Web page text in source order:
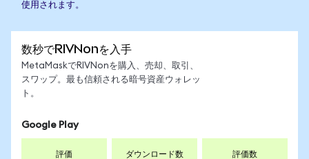
使用されます。
数秒でRIVNonを入手
MetaMaskでRIVNonを購入、売却、取引、
スワップ。最も信頼される暗号資産ウォレッ
ト。
Google Play
評価 ダウンロード数 評価数